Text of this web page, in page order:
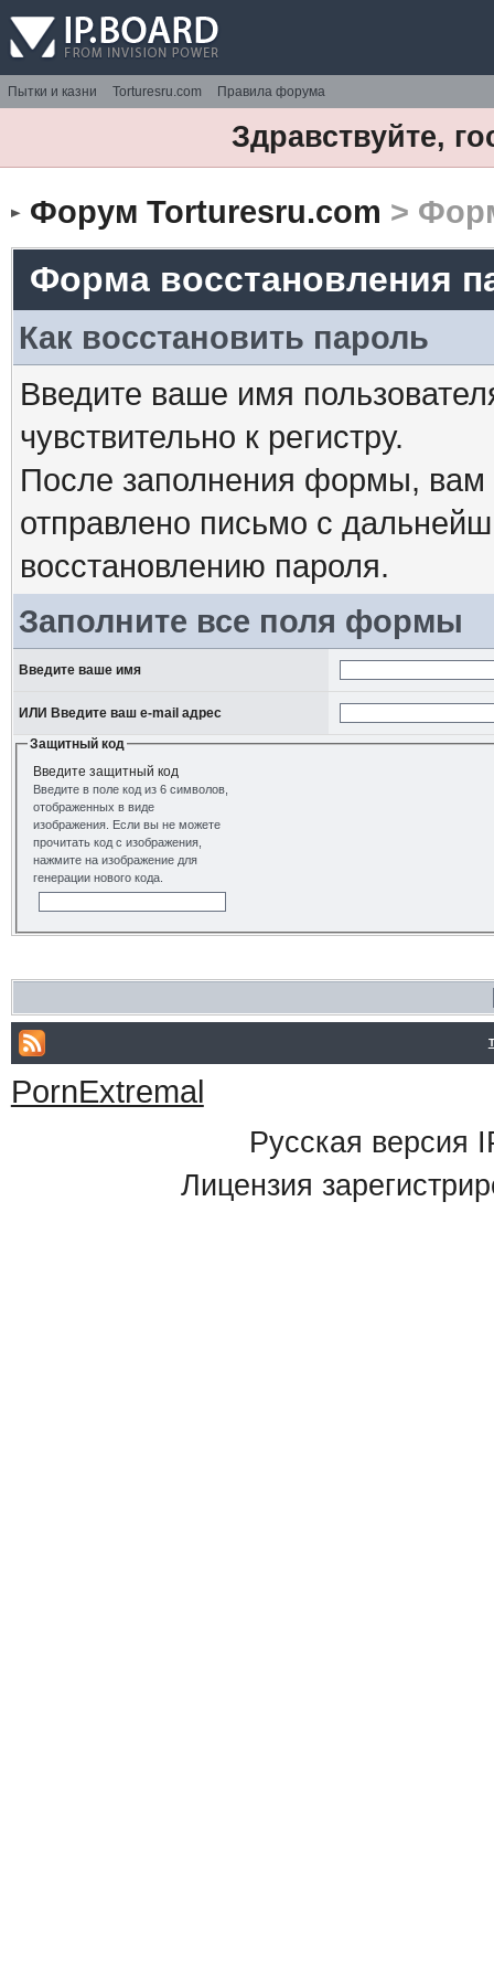
Пытки и казни Torturesru.com Правила форума
Здравствуйте,
Форум Torturesru.com >
Форма восстановления
Как восстановить пароль
Введите ваше имя
чувствительно к регистру.
После заполнения формы, вам
отправлено письмо с
восстановлению пароля.
Заполните все поля формы
Введите ваше имя
ИЛИ Введите ваш e-mail адрес
Защитный код
Введите защитный код
Введите в поле код из 6 символов,
отображенных в виде
изображения. Если вы не можете
прочитать код с изображения,
нажмите на изображение для
генерации нового кода.
PornExtremal
Русская версия
Лицензия